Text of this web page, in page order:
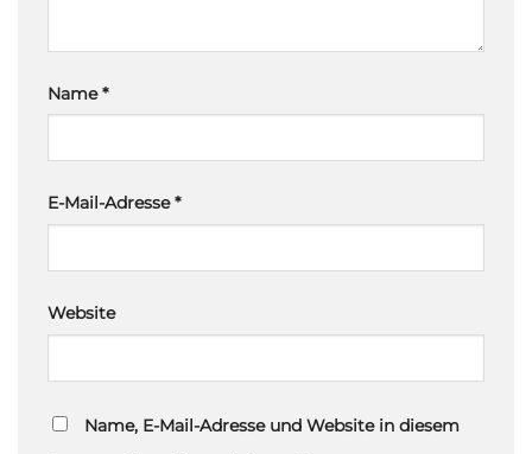
Name*
E-Mail-Adresse*
Website
Name, E-Mail-Adresse und Website in diesem